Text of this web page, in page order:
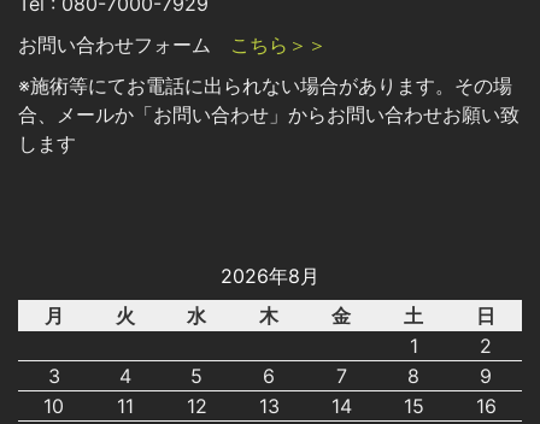
お問い合わせフォーム こちら＞＞
※施術等にてお電話に出られない場合があります。その場
合、メールか「お問い合わせ」からお問い合わせお願い致
します
2026年8月
月
火 水 木 金 土
日
1
2
3
4 5 6 7 8
9
10
11 12 13 14 15 16